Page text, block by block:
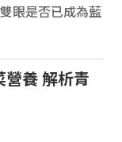
眼是否已成為藍
養 解析青